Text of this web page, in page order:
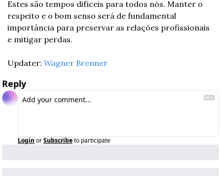
Estes são tempos difíceis para todos nós. Manter o
respeito e o bom senso será de fundamental
importância para preservar as relações profissionais
e mitigar perdas.
Updater: Wagner Brenner
Reply
Login orSubscribeto participate